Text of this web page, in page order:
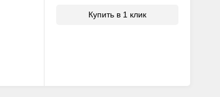
Купить в 1 клик